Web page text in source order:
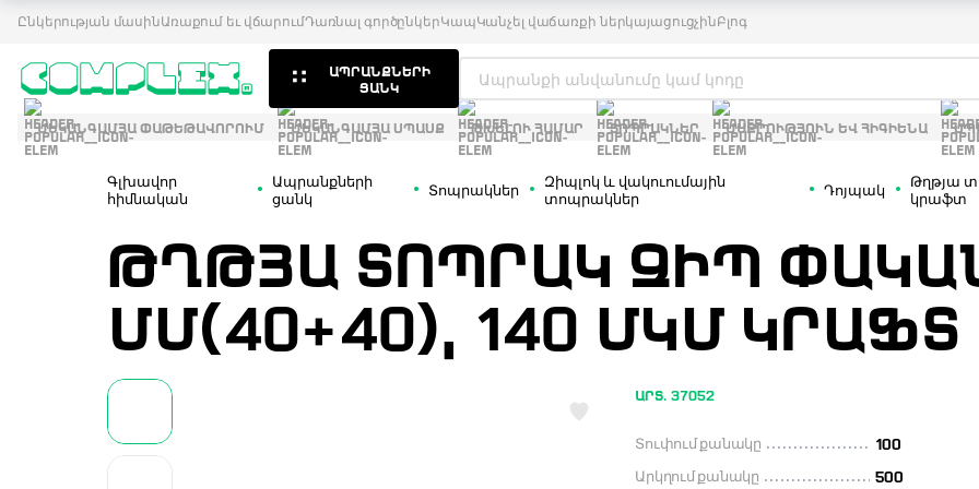
Ընկերության մասինԱռաքում եւ վճարումԴառնալ գործընկերԿապԿանչել վաճառքի ներկայացուցչինԲլոգ
ԱՊՐԱՆՔՆԵՐԻ
ՑԱՆԿ
ՄԵԿԱՆԳԱՄՅԱ ՓԱԹԵԹԱՎՈՐՈՒՄ ՄԵԿԱՆԳԱՄՅԱ ՍՊԱՍՔ ԹԽԵԼՈՒ ՀԱՄԱՐ ՏՈՊՐԱԿՆԵՐ ՄԱՔՐՈՒԹՅՈՒՆ ԵՎ ՀԻԳԻԵՆԱ
Գլխավոր
հիմնական
Ապրանքների
ցանկ
Տոպրակներ
Զիպլոկ և վակուումային
տոպրակներ
Դոյպակ
Թղթյա
կրաֆտ
ԹՂԹՅԱ ՏՈՊՐԱԿ ԶԻՊ
ՄՄ(40+40), 140 ՄԿՄ ԿՐԱՖՏ
ԱՐՏ. 37052
Տուփում քանակը 100
Արկղում քանակը 500